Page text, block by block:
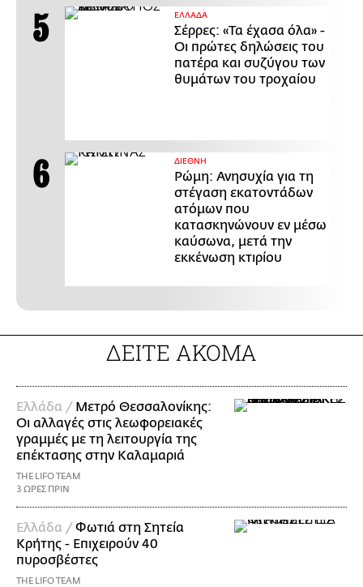
ΕΛΛΑΔΑ
Σέρρες: «Τα έχασα όλα» -
Οι πρώτες δηλώσεις του
πατέρα και συζύγου των
θυμάτων του τροχαίου
ΔΙΕΘΝΗ
Ρώμη: Ανησυχία για τη
στέγαση εκατοντάδων
ατόμων που
κατασκηνώνουν εν μέσω
καύσωνα, μετά την
εκκένωση κτιρίου
ΔΕΙΤΕ ΑΚΟΜΑ
Ελλάδα / Μετρό Θεσσαλονίκης:
Οι αλλαγές στις λεωφορειακές
γραμμές με τη λειτουργία της
επέκτασης στην Καλαμαριά
THE LIFO TEAM
3 ΩΡΕΣ ΠΡΙΝ
Ελλάδα /Φωτιά στη Σητεία
Κρήτης - Επιχειρούν 40
πυροσβέστες
THE LIFO TEAM